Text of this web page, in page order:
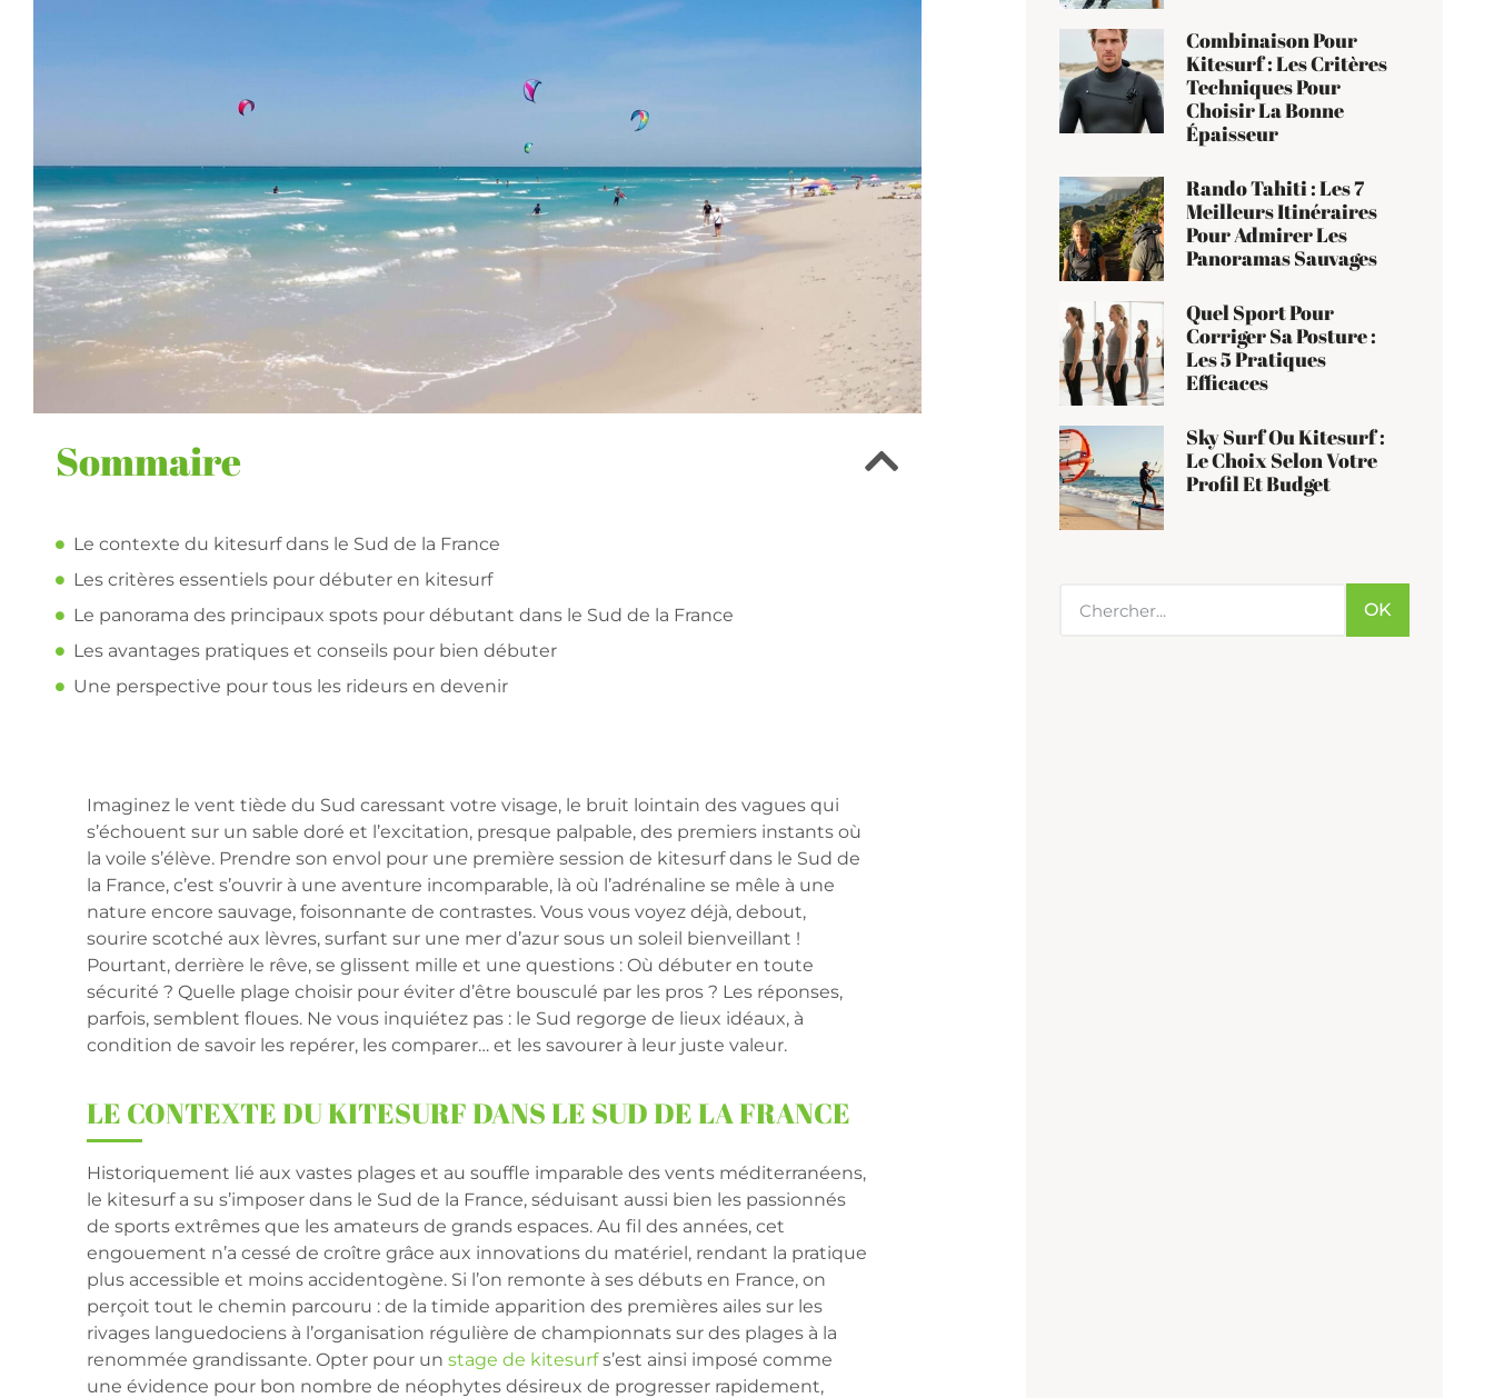
Sommaire
Le contexte du kitesurf dans le Sud de la France
Les critères essentiels pour débuter en kitesurf
Le panorama des principaux spots pour débutant dans le Sud de la France
Les avantages pratiques et conseils pour bien débuter
Une perspective pour tous les rideurs en devenir
Imaginez le vent tiède du Sud caressant votre visage, le bruit lointain des vagues qui
s’échouent sur un sable doré et l’excitation, presque palpable, des premiers instants où
la voile s’élève. Prendre son envol pour une première session de kitesurf dans le Sud de
la France, c’est s’ouvrir à une aventure incomparable, là où l’adrénaline se mêle à une
nature encore sauvage, foisonnante de contrastes. Vous vous voyez déjà, debout,
sourire scotché aux lèvres, surfant sur une mer d’azur sous un soleil bienveillant !
Pourtant, derrière le rêve, se glissent mille et une questions : Où débuter en toute
sécurité ? Quelle plage choisir pour éviter d’être bousculé par les pros ? Les réponses,
parfois, semblent floues. Ne vous inquiétez pas : le Sud regorge de lieux idéaux, à
condition de savoir les repérer, les comparer… et les savourer à leur juste valeur.
LE CONTEXTE DU KITESURF DANS LE SUD DE LA FRANCE
Historiquement lié aux vastes plages et au souffle imparable des vents méditerranéens,
le kitesurf a su s’imposer dans le Sud de la France, séduisant aussi bien les passionnés
de sports extrêmes que les amateurs de grands espaces. Au fil des années, cet
engouement n’a cessé de croître grâce aux innovations du matériel, rendant la pratique
plus accessible et moins accidentogène. Si l’on remonte à ses débuts en France, on
perçoit tout le chemin parcouru : de la timide apparition des premières ailes sur les
rivages languedociens à l’organisation régulière de championnats sur des plages à la
renommée grandissante. Opter pour un stage de kitesurfs’est ainsi imposé comme
une évidence pour bon nombre de néophytes désireux de progresser rapidement,
Combinaison Pour
Kitesurf : Les Critères
Techniques Pour
Choisir La Bonne
Épaisseur
Rando Tahiti : Les 7
Meilleurs Itinéraires
Pour Admirer Les
Panoramas Sauvages
Quel Sport Pour
Corriger Sa Posture :
Les 5 Pratiques
Efficaces
Sky Surf Ou Kitesurf :
Le Choix Selon Votre
Profil Et Budget
OK